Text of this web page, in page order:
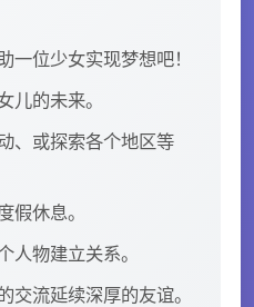
一位少女实现梦想吧！
儿的未来。
、或探索各个地区等
假休息。
人物建立关系。
交流延续深厚的友谊。